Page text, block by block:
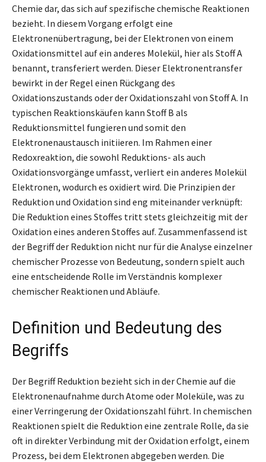
Chemie dar, das sich auf spezifische chemische Reaktionen
bezieht. In diesem Vorgang erfolgt eine
Elektronenübertragung, bei der Elektronen von einem
Oxidationsmittel auf ein anderes Molekül, hier als Stoff A
benannt, transferiert werden. Dieser Elektronentransfer
bewirkt in der Regel einen Rückgang des
Oxidationszustands oder der Oxidationszahl von Stoff A. In
typischen Reaktionskäufen kann Stoff B als
Reduktionsmittel fungieren und somit den
Elektronenaustausch initiieren. Im Rahmen einer
Redoxreaktion, die sowohl Reduktions- als auch
Oxidationsvorgänge umfasst, verliert ein anderes Molekül
Elektronen, wodurch es oxidiert wird. Die Prinzipien der
Reduktion und Oxidation sind eng miteinander verknüpft:
Die Reduktion eines Stoffes tritt stets gleichzeitig mit der
Oxidation eines anderen Stoffes auf. Zusammenfassend ist
der Begriff der Reduktion nicht nur für die Analyse einzelner
chemischer Prozesse von Bedeutung, sondern spielt auch
eine entscheidende Rolle im Verständnis komplexer
chemischer Reaktionen und Abläufe.
Definition und Bedeutung des
Begriffs
Der Begriff Reduktion bezieht sich in der Chemie auf die
Elektronenaufnahme durch Atome oder Moleküle, was zu
einer Verringerung der Oxidationszahl führt. In chemischen
Reaktionen spielt die Reduktion eine zentrale Rolle, da sie
oft in direkter Verbindung mit der Oxidation erfolgt, einem
Prozess, bei dem Elektronen abgegeben werden. Die